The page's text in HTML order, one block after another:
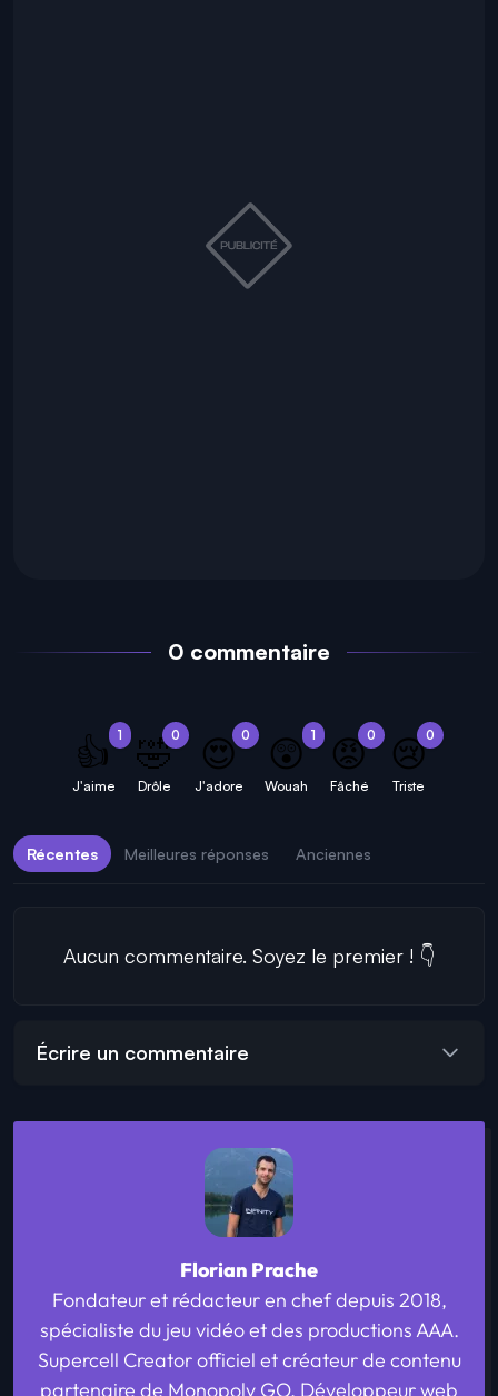
0 commentaire
1
👍
J'aime
0
🤣
Drôle
0
😍
J'adore
1
😲
Wouah
0
😡
Fâché
0
😢
Triste
Récentes Meilleures réponses Anciennes
Aucun commentaire. Soyez le premier ! 👇
Écrire un commentaire
Florian Prache
Fondateur et rédacteur en chef depuis 2018,
spécialiste du jeu vidéo et des productions AAA.
Supercell Creator officiel et créateur de contenu
partenaire de Monopoly GO. Développeur web